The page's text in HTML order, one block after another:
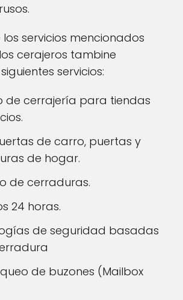
servicios mencionados
cerajeros tambine
servicios:
de cerrajería para tiendas
de carro, puertas y
de hogar.
de cerraduras.
24 horas.
de seguridad basadas
de buzones (Mailbox